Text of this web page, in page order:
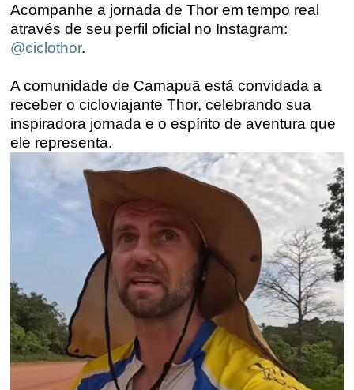
Acompanhe a jornada de Thor em tempo real
através de seu perfil oficial no Instagram:
@ciclothor.
A comunidade de Camapuã está convidada a
receber o cicloviajante Thor, celebrando sua
inspiradora jornada e o espírito de aventura que
ele representa.